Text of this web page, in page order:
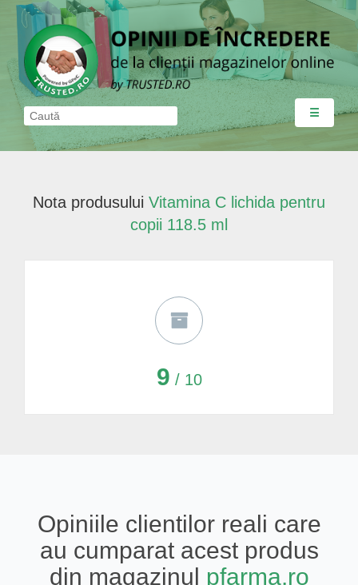
☰
Nota produsului Vitamina C lichida pentru
copii 118.5 ml
9 / 10
Opiniile clientilor reali care
au cumparat acest produs
din magazinul pfarma.ro